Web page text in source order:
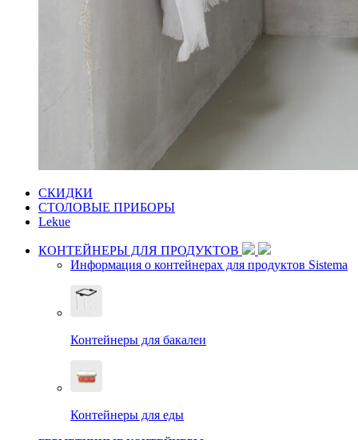
СКИДКИ
СТОЛОВЫЕ ПРИБОРЫ
Lekue
КОНТЕЙНЕРЫ ДЛЯ ПРОДУКТОВ
Информация о контейнерах для продуктов Sistema
Контейнеры для бакалеи
Контейнеры для еды